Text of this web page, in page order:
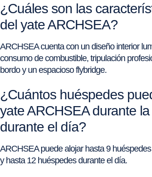
¿Cuáles son las
del yate ARCHSEA?
ARCHSEA cuenta con un diseño interior
consumo de combustible, tripulación
bordo y un espacioso flybridge.
¿Cuántos huéspedes
yate ARCHSEA durante
durante el día?
ARCHSEA puede alojar hasta 9
y hasta 12 huéspedes durante el día.